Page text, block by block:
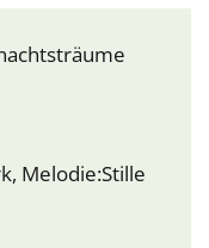
Melodie:Stille